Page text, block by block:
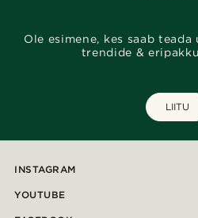
Ole esimene, kes saab
trendide &
LIITU
INSTAGRAM
YOUTUBE